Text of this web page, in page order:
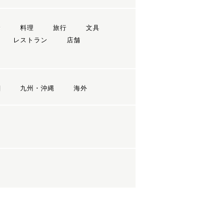
料理 旅行
文具
レストラン
店舗
九州・沖縄 海外